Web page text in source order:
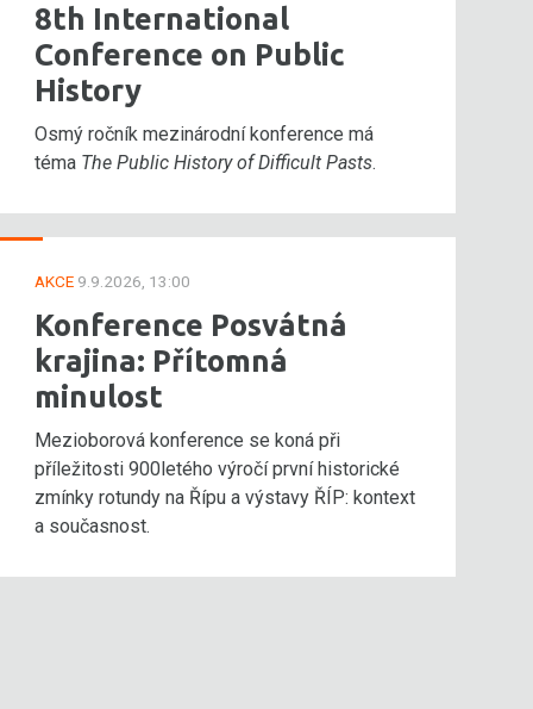
8th International
Conference on Public
History
Osmý ročník mezinárodní konference má
téma The Public History of Difficult Pasts.
AKCE 9.9.2026, 13:00
Konference Posvátná
krajina: Přítomná
minulost
Mezioborová konference se koná při
příležitosti 900letého výročí první historické
zmínky rotundy na Řípu a výstavy ŘÍP: kontext
a současnost.